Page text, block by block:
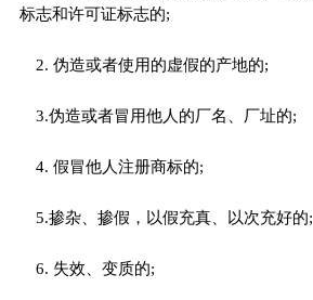
标志和许可证标志的;
2. 伪造或者使用的虚假的产地的;
3.伪造或者冒用他人的厂名、厂址的;
4. 假冒他人注册商标的;
5.掺杂、掺假，以假充真、以次充好的;
6. 失效、变质的;